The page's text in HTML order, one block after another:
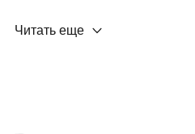
Профилактика износа
Читать еще